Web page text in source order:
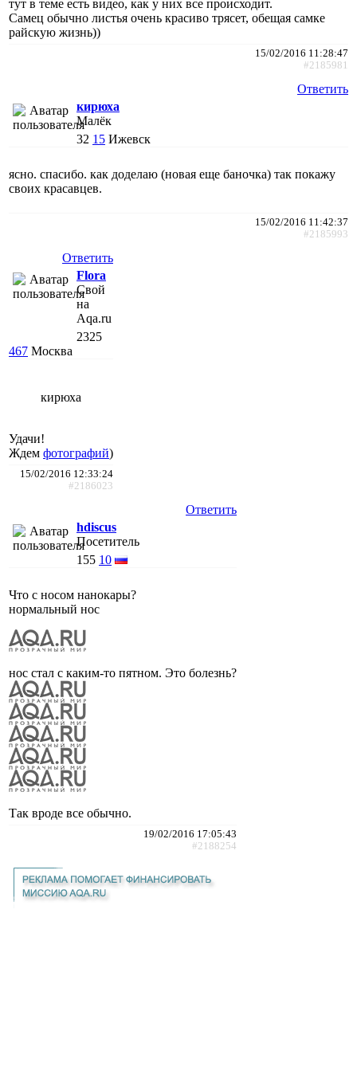
тут в теме есть видео, как у них все происходит.
Самец обычно листья очень красиво трясет, обещая самке
райскую жизнь))
15/02/2016 11:28:47
#2185981
Ответить
кирюха
Малёк
32 15 Ижевск
ясно. спасибо. как доделаю (новая еще баночка) так покажу
своих красавцев.
15/02/2016 11:42:37
#2185993
Ответить
Flora
Свой
на
Aqa.ru
2325
467 Москва
кирюха
Удачи!
Ждем фотографий)
15/02/2016 12:33:24
#2186023
Ответить
hdiscus
Посетитель
155 10
Что с носом нанокары?
нормальный нос
нос стал с каким-то пятном. Это болезнь?
Так вроде все обычно.
19/02/2016 17:05:43
#2188254